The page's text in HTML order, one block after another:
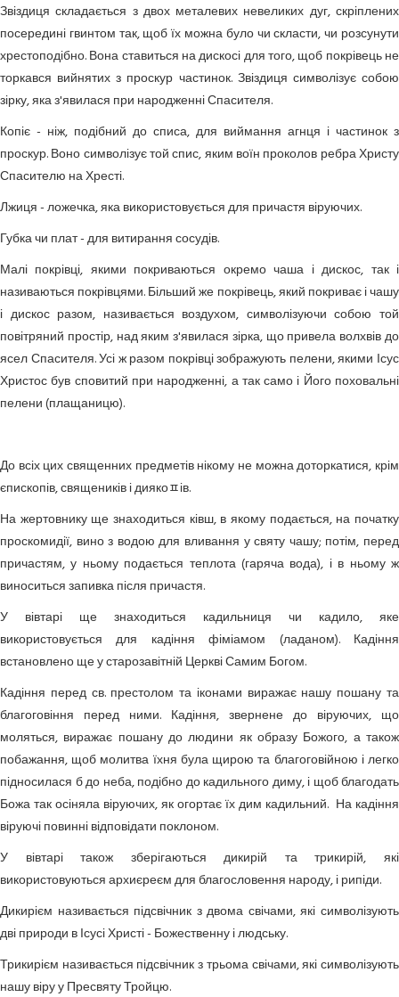
Звіздицяскладається з двох металевих невеликих дуг, скріплених
посередині гвинтом так, щоб їх можна було чи скласти,чи розсунути
хрестоподібно. Вона ставиться на дискосі для того, щоб покрівець не
торкався вийнятих з проскур частинок. Звіздиця символізує собою
зірку, яка з'явилася при народженні Спасителя.
Копіє - ніж, подібний до списа, для виймання агнця і частинок з
проскур. Воно символізує той спис, яким воїн проколов ребра Христу
Спасителю на Хресті.
Лжиця- ложечка, яка використовується для причастя віруючих.
Губкачи плат - для витирання сосудів.
Малі покрівці, якими покриваються окремо чаша і дискос, так і
називаються покрівцями. Більший же покрівець, який покриває і чашу
і дискос разом, називається воздухом, символізуючи собою той
повітряний простір, над яким з'явилася зірка, що привела волхвів до
ясел Спасителя. Усі ж разом покрівці зображують пелени, якими Ісус
Христос був сповитий при народженні, а так само і Його поховальні
пелени (плащаницю).
До всіх цих священних предметів нікому не можна доторкатися, крім
єпископів, священиків і диякоﾽів.
На жертовнику ще знаходиться ківш, в якому подається, на початку
проскомидії, вино з водою для вливання у святу чашу; потім, перед
причастям, у ньому подається теплота (гаряча вода), і в ньому ж
виноситься запивка після причастя.
У вівтарі ще знаходиться кадильниця чи кадило, яке
використовується для кадіння фіміамом (ладаном). Кадіння
встановлено ще у старозавітній Церкві Самим Богом.
Кадіння перед св. престолом та іконами виражає нашу пошану та
благоговіння перед ними. Кадіння, звернене до віруючих, що
моляться, виражає пошану до людини як образу Божого, а також
побажання, щоб молитва їхня була щирою та благоговійною і легко
підносилася б до неба, подібно до кадильного диму, і щоб благодать
Божа так осіняла віруючих, як огортає їх дим кадильний. На кадіння
віруючі повинні відповідати поклоном.
У вівтарі також зберігаються дикирій та трикирій, які
використовуються архиєреєм для благословення народу, і рипіди.
Дикирієм називається підсвічник з двома свічами, які символізують
дві природи в Ісусі Христі - Божественну і людську.
Трикирієм називається підсвічник з трьома свічами, які символізують
нашу віру у Пресвяту Тройцю.